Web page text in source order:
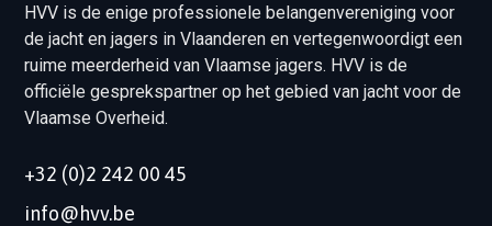
HVV is de enige professionele belangenvereniging voor
de jacht en jagers in Vlaanderen en vertegenwoordigt een
ruime meerderheid van Vlaamse jagers. HVV is de
officiële gesprekspartner op het gebied van jacht voor de
Vlaamse Overheid.
+32 (0)2 242 00 45
info@hvv.be